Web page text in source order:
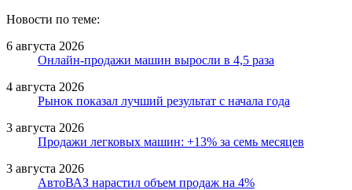
Новости по теме:
6 августа 2026
Онлайн-продажи машин выросли в 4,5 раза
4 августа 2026
Рынок показал лучший результат с начала года
3 августа 2026
Продажи легковых машин: +13% за семь месяцев
3 августа 2026
АвтоВАЗ нарастил объем продаж на 4%